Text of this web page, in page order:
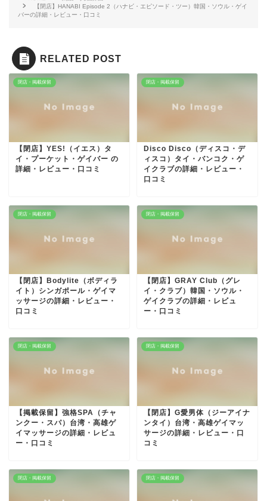
【閉店】HANABI Episode 2（ハナビ・エピソード・ツー）韓国・ソウル・ゲイ
バーの詳細・レビュー・口コミ
RELATED POST
閉店・掲載保留
【閉店】YES!（イエス）タ
イ・プーケット・ゲイバー の
詳細・レビュー・口コミ
閉店・掲載保留
Disco Disco（ディスコ・デ
ィスコ）タイ・バンコク・ゲ
イクラブの詳細・レビュー・
口コミ
閉店・掲載保留
【閉店】Bodylite（ボディラ
イト）シンガポール・ゲイマ
ッサージの詳細・レビュー・
口コミ
閉店・掲載保留
【閉店】GRAY Club（グレ
イ・クラブ）韓国・ソウル・
ゲイクラブの詳細・レビュ
ー・口コミ
閉店・掲載保留
【掲載保留】強格SPA（チャ
ンクー・スパ）台湾・高雄ゲ
イマッサージの詳細・レビュ
ー・口コミ
閉店・掲載保留
【閉店】G愛男体（ジーアイナ
ンタイ）台湾・高雄ゲイマッ
サージの詳細・レビュー・口
コミ
閉店・掲載保留 閉店・掲載保留